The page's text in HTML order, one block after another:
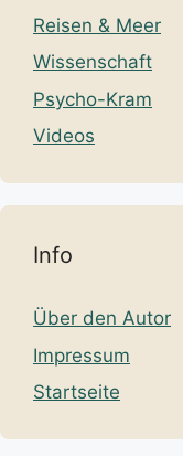
Reisen & Meer
Wissenschaft
Psycho-Kram
Videos
Info
Über den Autor
Impressum
Startseite